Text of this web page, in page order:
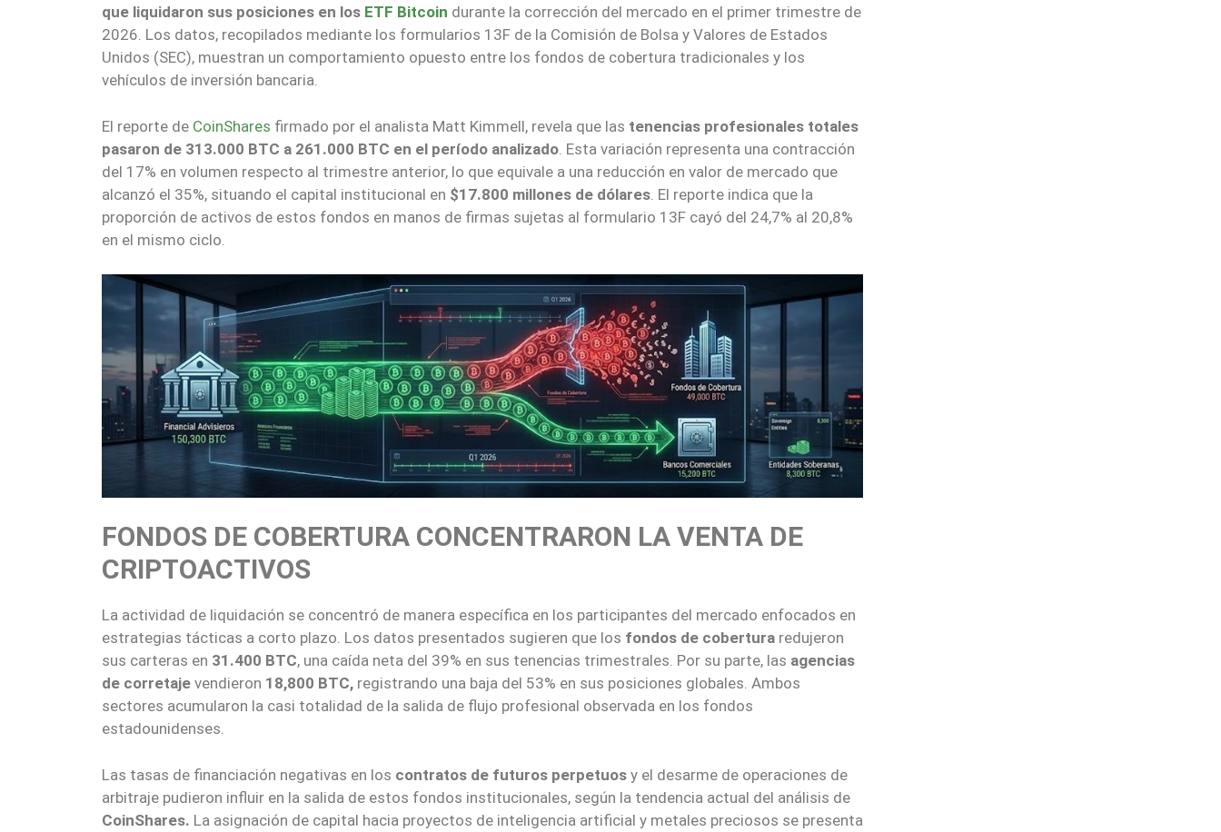
que liquidaron sus posiciones en los ETF Bitcoin durante la corrección del mercado en el primer trimestre de
2026. Los datos, recopilados mediante los formularios 13F de la Comisión de Bolsa y Valores de Estados
Unidos (SEC), muestran un comportamiento opuesto entre los fondos de cobertura tradicionales y los
vehículos de inversión bancaria.
El reporte de CoinShares firmado por el analista Matt Kimmell, revela que las tenencias profesionales totales
pasaron de 313.000 BTC a 261.000 BTC en el período analizado . Esta variación representa una contracción
del 17% en volumen respecto al trimestre anterior, lo que equivale a una reducción en valor de mercado que
alcanzó el 35%, situando el capital institucional en $17.800 millones de dólares . El reporte indica que la
proporción de activos de estos fondos en manos de firmas sujetas al formulario 13F cayó del 24,7% al 20,8%
en el mismo ciclo.
FONDOS DE COBERTURA CONCENTRARON LA VENTA DE
CRIPTOACTIVOS
La actividad de liquidación se concentró de manera específica en los participantes del mercado enfocados en
estrategias tácticas a corto plazo. Los datos presentados sugieren que los fondos de cobertura redujeron
sus carteras en 31.400 BTC, una caída neta del 39% en sus tenencias trimestrales. Por su parte, las agencias
de corretaje vendieron 18,800 BTC, registrando una baja del 53% en sus posiciones globales. Ambos
sectores acumularon la casi totalidad de la salida de flujo profesional observada en los fondos
estadounidenses.
Las tasas de financiación negativas en los contratos de futuros perpetuos y el desarme de operaciones de
arbitraje pudieron influir en la salida de estos fondos institucionales, según la tendencia actual del análisis de
CoinShares. La asignación de capital hacia proyectos de inteligencia artificial y metales preciosos se presenta